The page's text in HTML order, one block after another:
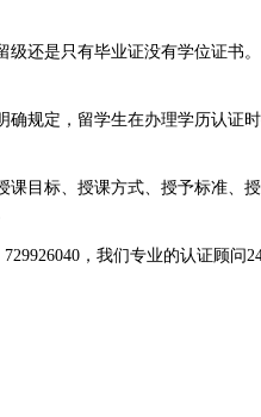
还是只有毕业证没有学位证书
规定，留学生在办理学历认证
目标、授课方式、授予标准、
，我们专业的认证顾问